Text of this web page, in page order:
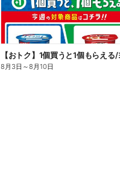
8月3日 ～8月10日